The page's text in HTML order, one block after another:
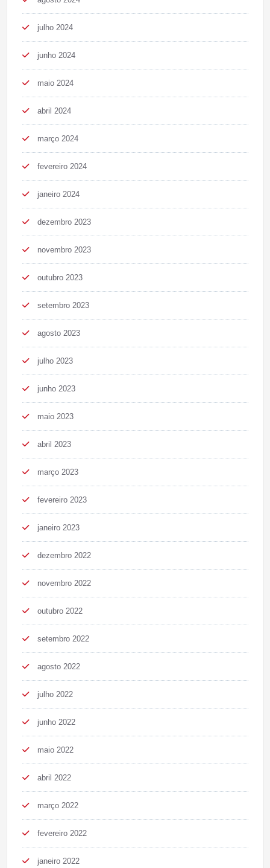
julho 2024
junho 2024
maio 2024
abril 2024
março 2024
fevereiro 2024
janeiro 2024
dezembro 2023
novembro 2023
outubro 2023
setembro 2023
agosto 2023
julho 2023
junho 2023
maio 2023
abril 2023
março 2023
fevereiro 2023
janeiro 2023
dezembro 2022
novembro 2022
outubro 2022
setembro 2022
agosto 2022
julho 2022
junho 2022
maio 2022
abril 2022
março 2022
fevereiro 2022
janeiro 2022